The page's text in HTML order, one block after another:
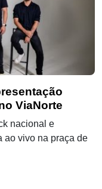
ViaNorte
nacional e
ao vivo na praça de